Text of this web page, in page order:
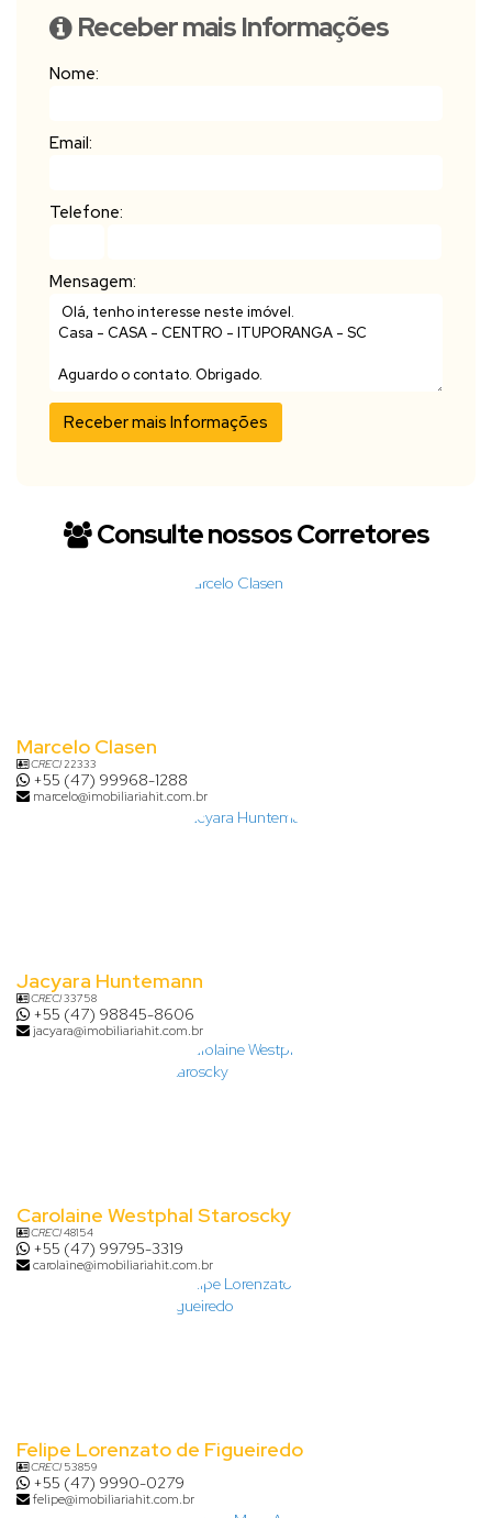
Receber mais Informações
Nome:
Email:
Telefone:
Mensagem:
Consulte nossos Corretores
Marcelo Clasen
CRECI22333
+55 (47) 99968-1288
marcelo@imobiliariahit.com.br
Jacyara Huntemann
CRECI33758
+55 (47) 98845-8606
jacyara@imobiliariahit.com.br
Carolaine Westphal Staroscky
CRECI48154
+55 (47) 99795-3319
carolaine@imobiliariahit.com.br
Felipe Lorenzato de Figueiredo
CRECI53859
+55 (47) 9990-0279
felipe@imobiliariahit.com.br